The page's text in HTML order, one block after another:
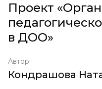
Проект
в ДОО»
Автор
Кондрашова